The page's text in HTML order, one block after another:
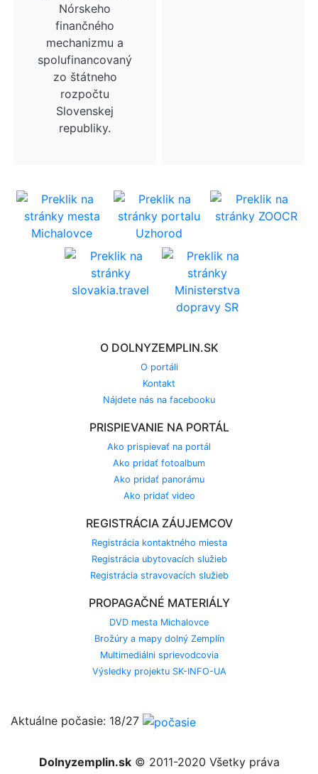
Nórskeho
finančného
mechanizmu a
spolufinancovaný
zo štátneho
rozpočtu
Slovenskej
republiky.
O DOLNYZEMPLIN.SK
O portáli
Kontakt
Nájdete nás na facebooku
PRISPIEVANIE NA PORTÁL
Ako prispievať na portál
Ako pridať fotoalbum
Ako pridať panorámu
Ako pridať video
REGISTRÁCIA ZÁUJEMCOV
Registrácia kontaktného miesta
Registrácia ubytovacích služieb
Registrácia stravovacích služieb
PROPAGAČNÉ MATERIÁLY
DVD mesta Michalovce
Brožúry a mapy dolný Zemplín
Multimediálni sprievodcovia
Výsledky projektu SK-INFO-UA
Aktuálne počasie: 18/27
Dolnyzemplin.sk© 2011-2020 Všetky práva